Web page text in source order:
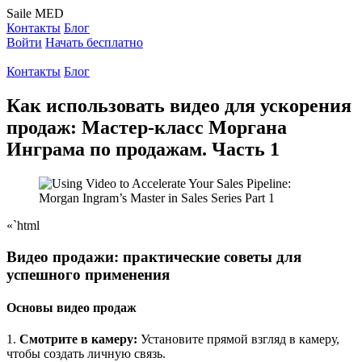
Saile MED
Контакты Блог
Войти Начать бесплатно
Контакты Блог
Как использовать видео для ускорения
продаж: Мастер-класс Моргана
Инграма по продажам. Часть 1
«`html
Видео продажи: практические советы для
успешного применения
Основы видео продаж
1. Смотрите в камеру: Установите прямой взгляд в камеру,
чтобы создать личную связь.